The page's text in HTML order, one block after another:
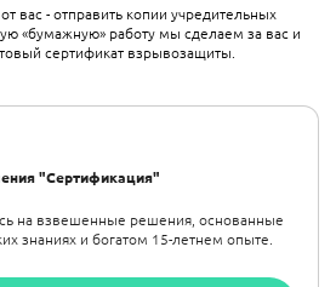
"Сертификация"
на взвешенные решения, основанные
знаниях и богатом 15-летнем опыте.
вас - отправить копии учредительных
«бумажную» работу мы сделаем за вас и
сертификат взрывозащиты.